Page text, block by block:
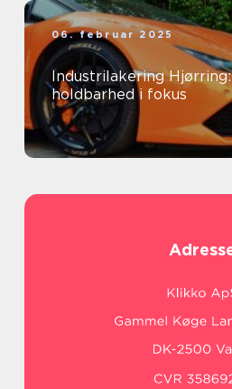
06. februar 2025
Industrilakering
holdbarhed i fokus